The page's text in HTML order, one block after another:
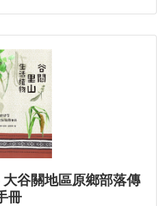
谷關地區原鄉部落傳
冊